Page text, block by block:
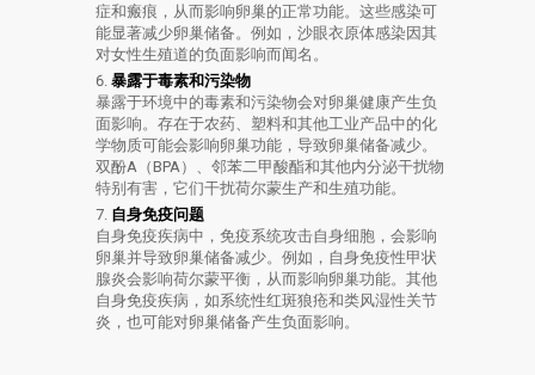
症和瘢痕，从而影响卵巢的正常功能。这些感染可
能显著减少卵巢储备。例如，沙眼衣原体感染因其
对女性生殖道的负面影响而闻名。
暴露于毒素和污染物
暴露于环境中的毒素和污染物会对卵巢健康产生负
面影响。存在于农药、塑料和其他工业产品中的化
学物质可能会影响卵巢功能，导致卵巢储备减少。
双酚A（BPA）、邻苯二甲酸酯和其他内分泌干扰物
特别有害，它们干扰荷尔蒙生产和生殖功能。
自身免疫问题
自身免疫疾病中，免疫系统攻击自身细胞，会影响
卵巢并导致卵巢储备减少。例如，自身免疫性甲状
腺炎会影响荷尔蒙平衡，从而影响卵巢功能。其他
自身免疫疾病，如系统性红斑狼疮和类风湿性关节
炎，也可能对卵巢储备产生负面影响。